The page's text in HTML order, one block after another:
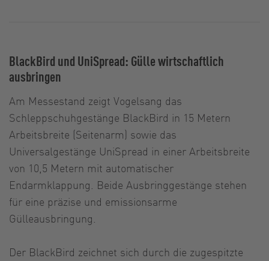
BlackBird und UniSpread: Gülle wirtschaftlich
ausbringen
Am Messestand zeigt Vogelsang das
Schleppschuhgestänge BlackBird in 15 Metern
Arbeitsbreite (Seitenarm) sowie das
Universalgestänge UniSpread in einer Arbeitsbreite
von 10,5 Metern mit automatischer
Endarmklappung. Beide Ausbringgestänge stehen
für eine präzise und emissionsarme
Gülleausbringung.
Der BlackBird zeichnet sich durch die zugespitzte